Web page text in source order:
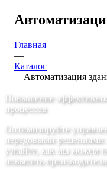
Главная
—
Каталог
—Автоматизация
Повышение
процессов
Оптимизируйте
передовыми решениями
узнайте, как мы можем
повысить